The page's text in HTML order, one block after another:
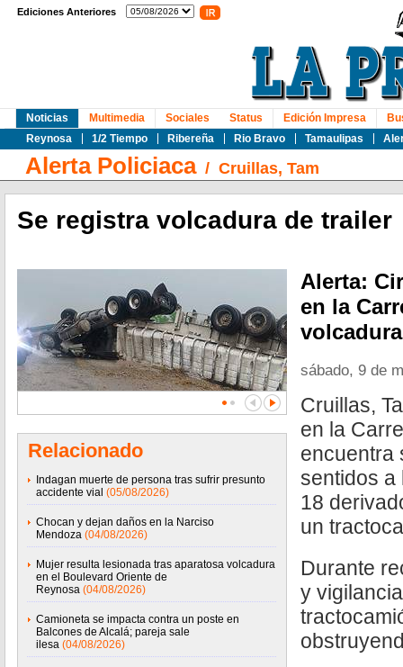
Ediciones Anteriores
Noticias
Reynosa
1/2 Tiempo Ribereña Rio Bravo Tamaulipas
Multimedia Sociales Status Edición Impresa
Alerta Policiaca/ Cruillas, Tam
Se registra volcadura de trailer
Relacionado
Indagan muerte de persona tras sufrir presunto
accidente vial (05/08/2026)
Chocan y dejan daños en la Narciso
Mendoza (04/08/2026)
Mujer resulta lesionada tras aparatosa volcadura
en el Boulevard Oriente de
Reynosa (04/08/2026)
Camioneta se impacta contra un poste en
Balcones de Alcalá; pareja sale
ilesa (04/08/2026)
Alerta:
en la
sábado, 9 de
Cruillas,
en la
encuentra
sentidos a
18
un
Durante
y